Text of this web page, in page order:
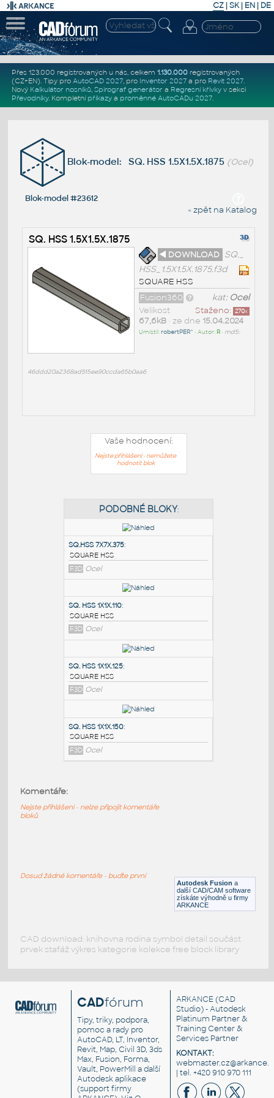
CZ | SK| EN | DE
Přes 123.000 registrovaných u nás, celkem 1.130.000registrovaných
(CZ+EN). Tipy pro AutoCAD 2027, pro Inventor 2027a pro Revit 2027.
Nový Kalkulátor nosníků, Spirograf generátor a Regresní křivkyv sekci
Převodníky. Kompletní příkazya proměnné AutoCADu 2027.
Blok-model: SQ. HSS 1.5X1.5X.1875 (Ocel)
Blok-model #23612
« zpět na Katalog
SQ. HSS 1.5X1.5X.1875
◄ DOWNLOAD SQ._
HSS_1.5X1.5X.1875.f3d
SQUARE HSS
kat: Ocel
Fusion360
Staženo: 270x
Velikost
67,6kB• ze dne 15.04.2024
Umístil:robertPER^ • Autor: R• md5:
46ddd20a2368ad515ee90ccda65b0aa6
Vaše hodnocení:
Nejste přihlášeni - nemůžete
hodnotit blok
PODOBNÉ BLOKY:
SQ.HSS 7X7X.375:
SQUARE HSS
F3D Ocel
SQ. HSS 1X1X.110:
SQUARE HSS
F3D Ocel
F3D Ocel
Autodesk Fusion a
další CAD/CAM software
získáte výhodně u firmy
ARKANCE
Komentáře:
Nejste přihlášeni - nelze připojit komentáře
bloků
Dosud žádné komentáře - buďte první
CAD download: knihovna rodina symbol detail součást
prvek stafáž výkres kategorie kolekce free block library
CADfórum
Tipy, triky, podpora,
pomoc a rady pro
AutoCAD, LT, Inventor,
Revit, Map, Civil 3D, 3ds
Max, Fusion, Forma,
Vault, PowerMill a další
Autodesk aplikace
(support firmy
ARKANCE (CAD
Studio) - Autodesk
Platinum Partner &
Training Center &
Services Partner
KONTAKT:
| tel. +420 910 970 111